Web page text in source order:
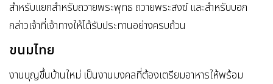
สำหรับแยกสำหรับถวายพระพุทธ ถวายพระสงฆ์ และสำหรับบอก
กล่าวเจ้าที่เจ้าทางให้ได้รับประทานอย่างครบถ้วน
ขนมไทย
งานบุญขึ้นบ้านใหม่ เป็นงานมงคลที่ต้องเตรียมอาหารให้พร้อม